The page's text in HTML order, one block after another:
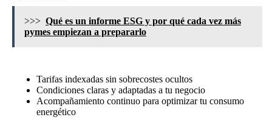
>>> Qué es un informe ESG y por qué cada vez más
pymes empiezan a prepararlo
Tarifas indexadas sin sobrecostes ocultos
Condiciones claras y adaptadas a tu negocio
Acompañamiento continuo para optimizar tu consumo
energético